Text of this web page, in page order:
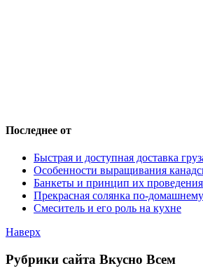
Последнее от
Быстрая и доступная доставка
Особенности выращивания
Банкеты и принцип их проведения
Прекрасная солянка по-домашнему
Смеситель и его роль на кухне
Наверх
Рубрики сайта Вкусно Всем